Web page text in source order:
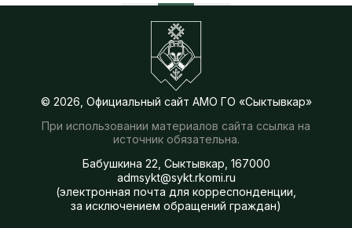
© 2026, Официальный сайт АМО ГО «Сыктывкар»
При использовании материалов сайта ссылка на
источник обязательна.
Бабушкина 22, Сыктывкар, 167000
admsykt@sykt.rkomi.ru
(электронная почта для корреспонденции,
за исключением обращений граждан)